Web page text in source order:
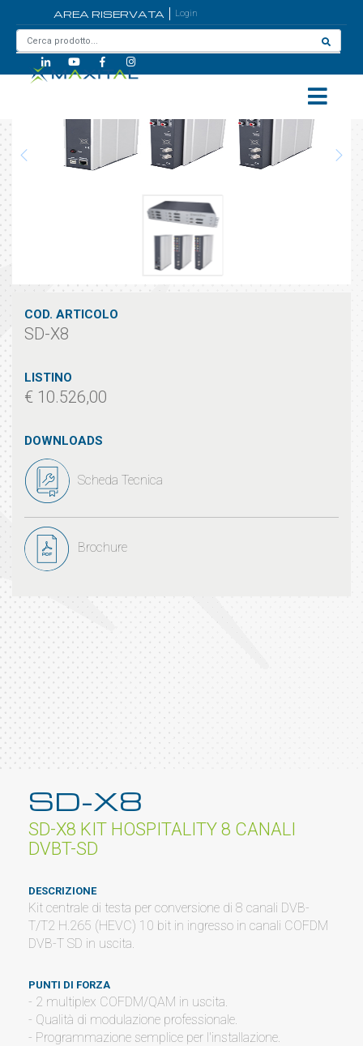
AREA RISERVATA Login
COD. ARTICOLO
SD-X8
LISTINO
€ 10.526,00
DOWNLOADS
Scheda Tecnica
Brochure
SD-X8
SD-X8 KIT HOSPITALITY 8 CANALI
DVBT-SD
DESCRIZIONE
Kit centrale di testa per conversione di 8 canali DVB-
T/T2 H.265 (HEVC) 10 bit in ingresso in canali COFDM
DVB-T SD in uscita.
PUNTI DI FORZA
- 2 multiplex COFDM/QAM in uscita.
- Qualità di modulazione professionale.
- Programmazione semplice per l'installazione.